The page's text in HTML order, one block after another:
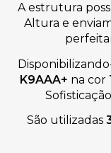
A estrutura
Altura e
K9AAA+ na cor
São utilizadas